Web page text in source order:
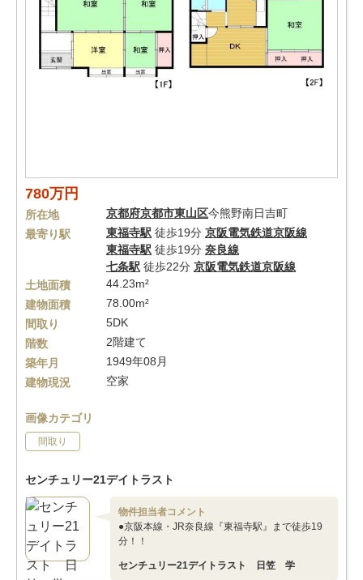
780万円
所在地 京都府京都市東山区今熊野南日吉町
最寄り駅
東福寺駅 徒歩19分 京阪電気鉄道京阪線
東福寺駅 徒歩19分 奈良線
七条駅 徒歩22分 京阪電気鉄道京阪線
土地面積
44.23m²
建物面積
78.00m²
間取り
5DK
階数
2階建て
築年月
1949年08月
建物現況
空家
画像カテゴリ
間取り
センチュリー21デイトラスト
物件担当者コメント
●京阪本線・JR奈良線『東福寺駅』まで徒歩19
分！！
センチュリー21デイトラスト 日笠 学